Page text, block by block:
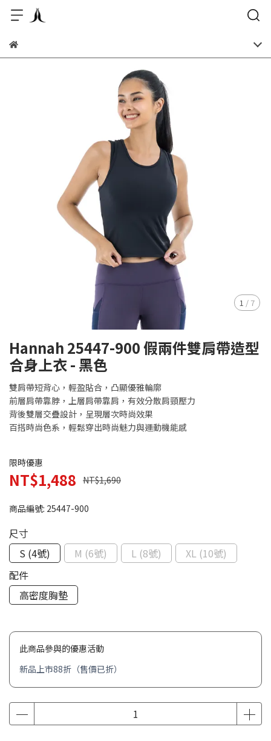
1 / 7
Hannah 25447-900 假兩件雙肩帶造型
合身上衣 - 黑色
雙肩帶短背心，輕盈貼合，凸顯優雅輪廓
前層肩帶靠脖，上層肩帶靠肩，有效分散肩頸壓力
背後雙層交疊設計，呈現層次時尚效果
百搭時尚色系，輕鬆穿出時尚魅力與運動機能感
限時優惠
NT$1,488 NT$1,690
商品編號: 25447-900
尺寸
S (4號)
M (6號) L (8號)
XL (10號)
配件
高密度胸墊
此商品參與的優惠活動
新品上市88折（售價已折）